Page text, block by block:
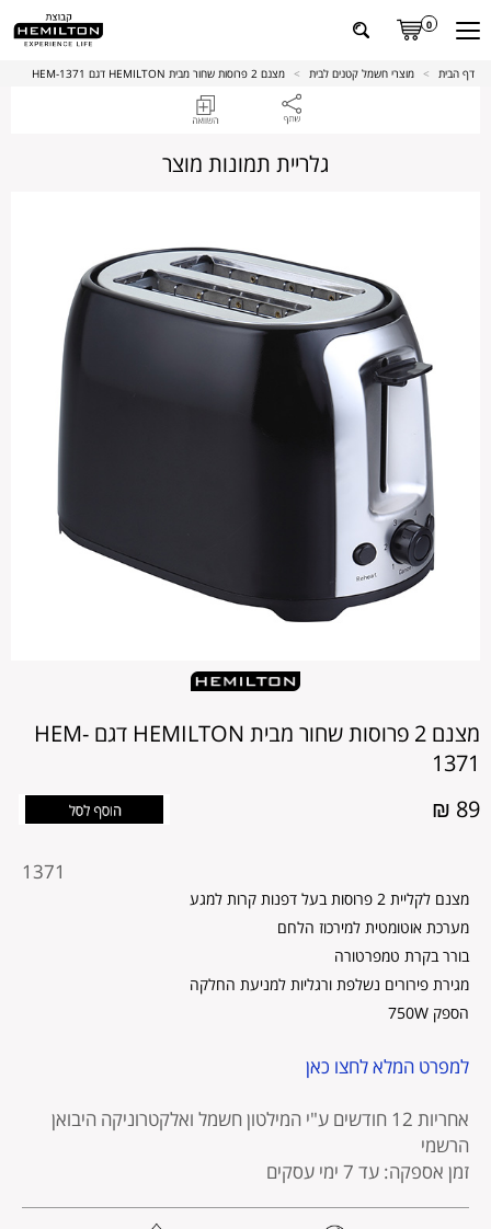
0
דף הבית > מוצרי חשמל קטנים לבית > מצנם 2 פרוסות שחור מבית HEMILTON דגם HEM-1371
מצנם 2 פרוסות שחור מבית HEMILTON דגם HEM-
1371
89 ₪
1371
מוצר
מצנם לקליית 2 פרוסות בעל דפנות קרות למגע
מערכת אוטומטית למירכוז הלחם
בורר בקרת טמפרטורה
מגירת פירורים נשלפת ורגליות למניעת החלקה
הספק 750W
למפרט המלא לחצו כאן
אחריות 12 חודשים
ע"י המילטון חשמל ואלקטרוניקה היבואן
הרשמי
זמן אספקה: עד 7 ימי עסקים
גלריית תמונות מוצר